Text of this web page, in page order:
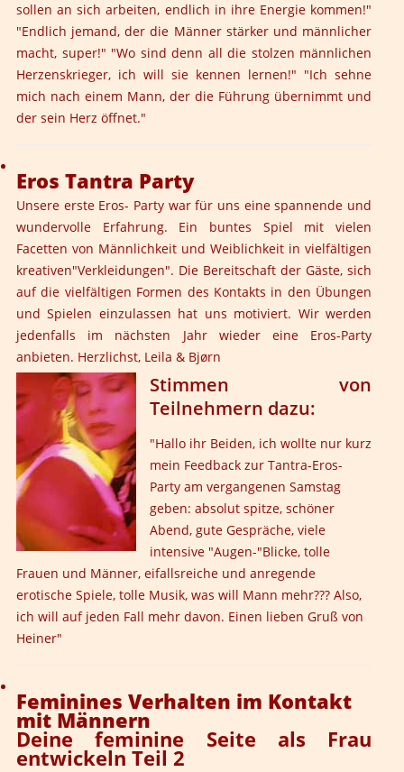
sollen an sich arbeiten, endlich in ihre Energie kommen!"
"Endlich jemand, der die Männer stärker und männlicher
macht, super!" "Wo sind denn all die stolzen männlichen
Herzenskrieger, ich will sie kennen lernen!" "Ich sehne
mich nach einem Mann, der die Führung übernimmt und
der sein Herz öffnet."
Eros Tantra Party
Unsere erste Eros- Party war für uns eine spannende und
wundervolle Erfahrung. Ein buntes Spiel mit vielen
Facetten von Männlichkeit und Weiblichkeit in vielfältigen
kreativen"Verkleidungen". Die Bereitschaft der Gäste, sich
auf die vielfältigen Formen des Kontakts in den Übungen
und Spielen einzulassen hat uns motiviert. Wir werden
jedenfalls im nächsten Jahr wieder eine Eros-Party
anbieten. Herzlichst, Leila & Bjørn
Stimmen von
Teilnehmern dazu:
"Hallo ihr Beiden, ich wollte nur kurz
mein Feedback zur Tantra-Eros-
Party am vergangenen Samstag
geben: absolut spitze, schöner
Abend, gute Gespräche, viele
intensive "Augen-"Blicke, tolle
Frauen und Männer, eifallsreiche und anregende
erotische Spiele, tolle Musik, was will Mann mehr??? Also,
ich will auf jeden Fall mehr davon. Einen lieben Gruß von
Heiner"
Feminines Verhalten im Kontakt
mit Männern
Deine feminine Seite als Frau
entwickeln Teil 2